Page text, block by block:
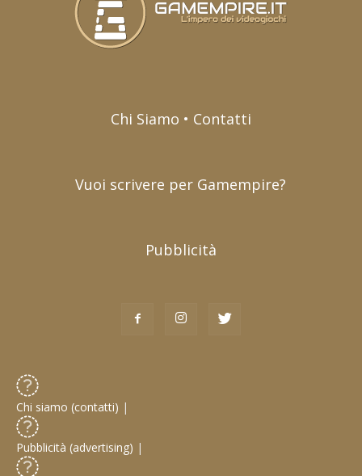
Chi Siamo • Contatti
Vuoi scrivere per Gamempire?
Pubblicità
Chi siamo (contatti) |
Pubblicità (advertising) |